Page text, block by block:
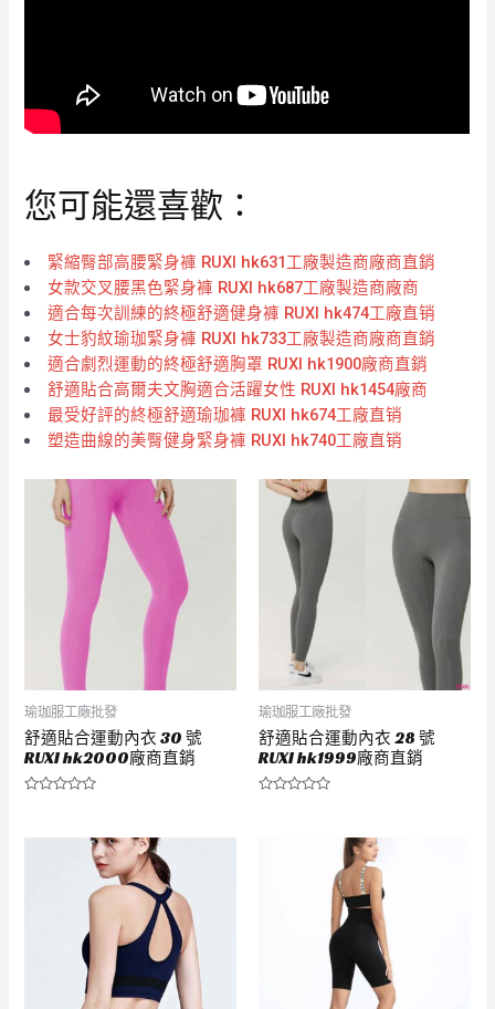
您可能還喜歡：
緊縮臀部高腰緊身褲 RUXI hk631工廠製造商廠商直銷
女款交叉腰黑色緊身褲 RUXI hk687工廠製造商廠商
適合每次訓練的終極舒適健身褲 RUXI hk474工廠直销
女士豹紋瑜珈緊身褲 RUXI hk733工廠製造商廠商直銷
適合劇烈運動的終極舒適胸罩 RUXI hk1900廠商直銷
舒適貼合高爾夫文胸適合活躍女性 RUXI hk1454廠商
最受好評的終極舒適瑜珈褲 RUXI hk674工廠直销
塑造曲線的美臀健身緊身褲 RUXI hk740工廠直销
瑜珈服工廠批發
舒適貼合運動內衣 30 號
RUXI hk2000廠商直銷
瑜珈服工廠批發
舒適貼合運動內衣 28 號
RUXI hk1999廠商直銷